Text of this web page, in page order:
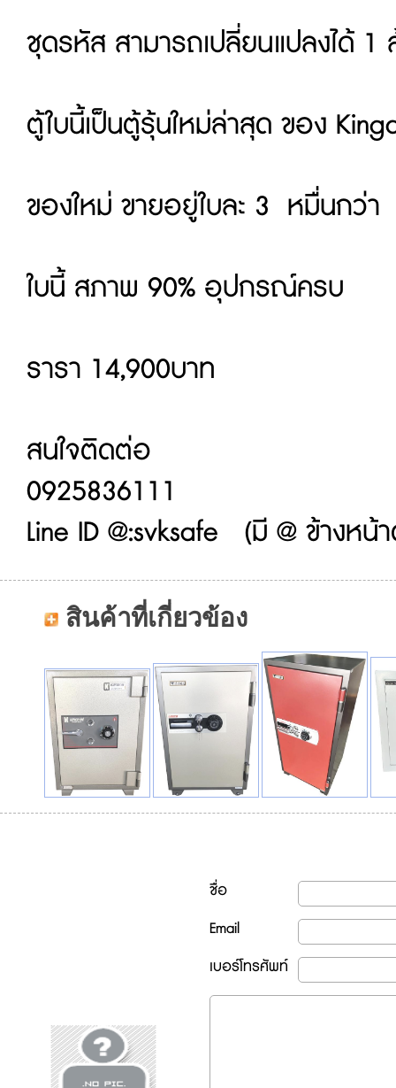
ชุดรหัส สามารถเปลี่ยนแปลงได้
ตู้ใบนี้เป็นตู้รุ้นใหม่ล่าสุด ของ
ของใหม่ ขายอยู่ใบละ 3 หมื่นกว่า
ใบนี้ สภาพ 90% อุปกรณ์ครบ
รารา 14,900บาท
สนใจติดต่อ
0925836111
Line ID @:svksafe (มี @ ข้างหน้
สินค้าที่เกี่ยวข้อง
ชื่อ
Email
เบอร์โทรศัพท์